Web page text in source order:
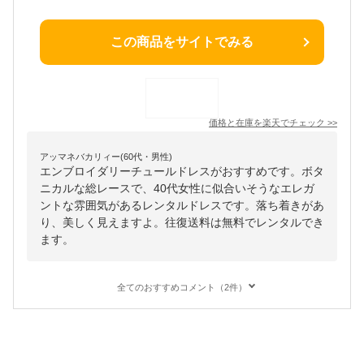
この商品をサイトでみる
価格と在庫を楽天でチェック >>
アッマネバカリィー(60代・男性)
エンブロイダリーチュールドレスがおすすめです。ボタ
ニカルな総レースで、40代女性に似合いそうなエレガ
ントな雰囲気があるレンタルドレスです。落ち着きがあ
り、美しく見えますよ。往復送料は無料でレンタルでき
ます。
全てのおすすめコメント（2件）